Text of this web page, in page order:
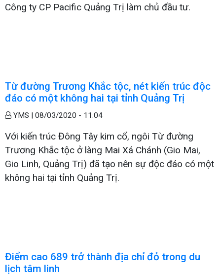
Công ty CP Pacific Quảng Trị làm chủ đầu tư.
Từ đường Trương Khắc tộc, nét kiến trúc độc
đáo có một không hai tại tỉnh Quảng Trị
YMS | 08/03/2020 - 11:04
Với kiến trúc Đông Tây kim cổ, ngôi Từ đường
Trương Khắc tộc ở làng Mai Xá Chánh (Gio Mai,
Gio Linh, Quảng Trị) đã tạo nên sự độc đáo có một
không hai tại tỉnh Quảng Trị.
Điểm cao 689 trở thành địa chỉ đỏ trong du
lịch tâm linh